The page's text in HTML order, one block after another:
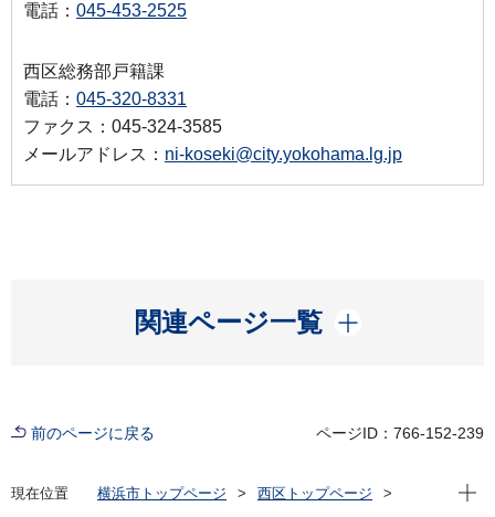
電話： 045-453-2525
西区総務部戸籍課
電話： 045-320-8331
ファクス：045-324-3585
メールアドレス： ni-koseki@city.yokohama.lg.jp
関連ページ一覧
開く
前のページに戻る ページID：766-152-239
現在位置 横浜市トップページ
西区トップページ
現在